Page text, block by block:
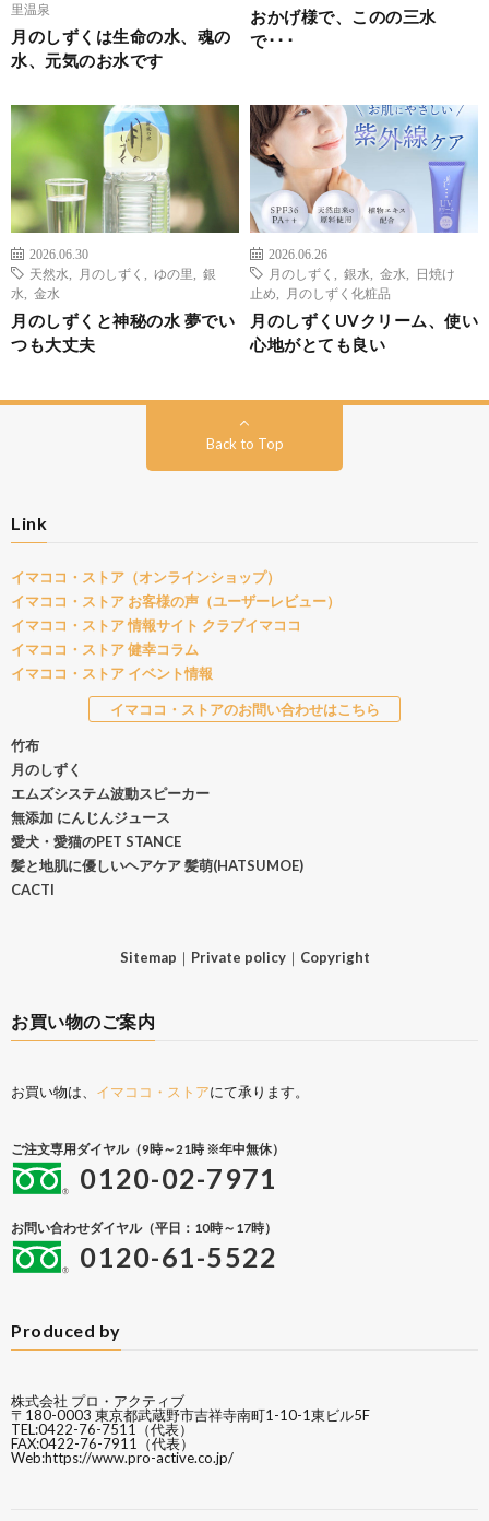
里温泉
月のしずくは生命の水、魂の
水、元気のお水です
おかげ様で、このの三水
で･･･
2026.06.30
天然水
月のしずく ゆの里
銀
水
金水
月のしずくと神秘の水 夢でい
つも大丈夫
2026.06.26
月のしずく
銀水 金水
日焼け
止め
月のしずく化粧品
月のしずくUVクリーム、使い
心地がとても良い
Back to Top
Link
イマココ・ストア（オンラインショップ）
イマココ・ストア お客様の声（ユーザーレビュー）
イマココ・ストア 情報サイト クラブイマココ
イマココ・ストア 健幸コラム
イマココ・ストア イベント情報
イマココ・ストアのお問い合わせはこちら
竹布
月のしずく
エムズシステム波動スピーカー
無添加 にんじんジュース
愛犬・愛猫のPET STANCE
髪と地肌に優しいヘアケア 髪萌(HATSUMOE)
CACTI
Sitemap ｜ Private policy｜ Copyright
お買い物のご案内
お買い物は、 イマココ・ストアにて承ります。
ご注文専用ダイヤル（9時～21時 ※年中無休）
0120-02-7971
お問い合わせダイヤル（平日：10時～17時）
0120-61-5522
Produced by
株式会社 プロ・アクティブ
〒180-0003 東京都武蔵野市吉祥寺南町1-10-1東ビル5F
TEL:0422-76-7511（代表）
FAX:0422-76-7911（代表）
Web:https://www.pro-active.co.jp/